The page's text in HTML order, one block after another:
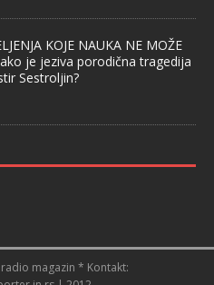
KOJE NAUKA NE MOŽE
je jeziva porodična tragedija
Sestroljin?
magazin * Kontakt: